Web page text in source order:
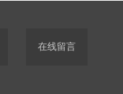
在线留言